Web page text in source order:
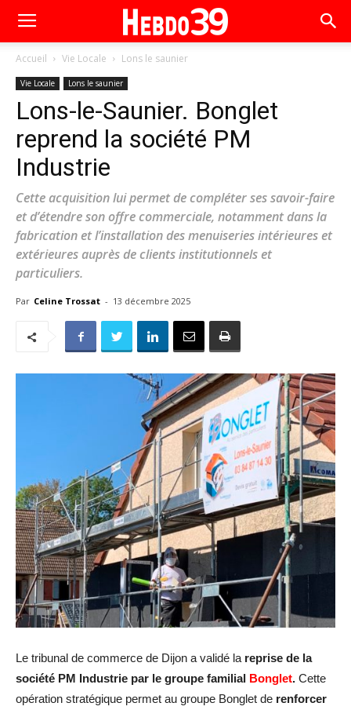
Accueil Vie Locale Lons le saunier
Vie Locale Lons le saunier
Lons-le-Saunier. Bonglet
reprend la société PM
Industrie
Cette acquisition lui permet de compléter ses savoir-faire
et d’étendre son offre commerciale, notamment dans la
fabrication et l’installation des menuiseries intérieures et
extérieures auprès de clients institutionnels et
particuliers.
Par Celine Trossat - 13 décembre 2025
Le tribunal de commerce de Dijon a validé la reprise de la
société PM Industrie par le groupe familial Bonglet. Cette
opération stratégique permet au groupe Bonglet de renforcer